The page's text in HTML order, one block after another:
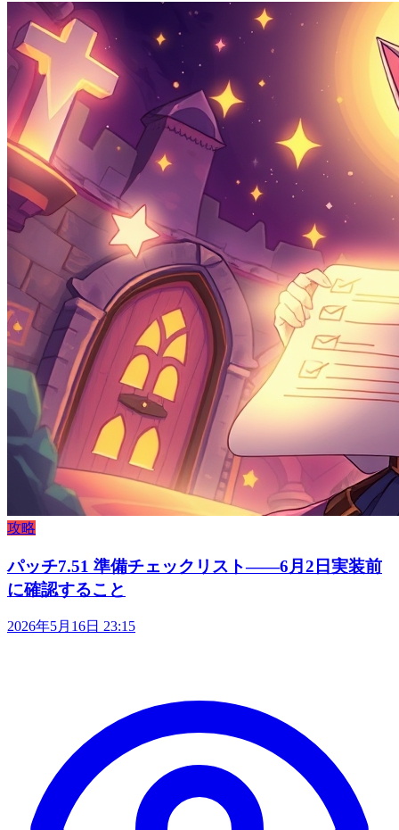
攻略
パッチ7.51 準備チェックリスト——6月2日実装前
に確認すること
2026年5月16日 23:15